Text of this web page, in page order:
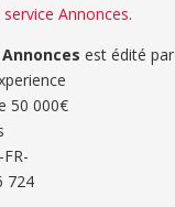
Annonces.
est édité par
50 000€
724‬